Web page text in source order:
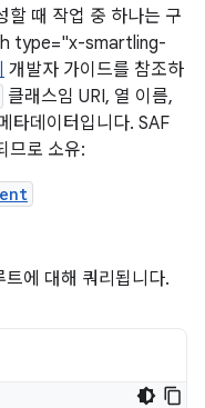
할 때 작업 중 하나는 구
type="x-smartling-
개발자 가이드를 참조하
클래스임 URI, 열 이름,
타데이터입니다. SAF
므로 소유:
에 대해 쿼리됩니다.